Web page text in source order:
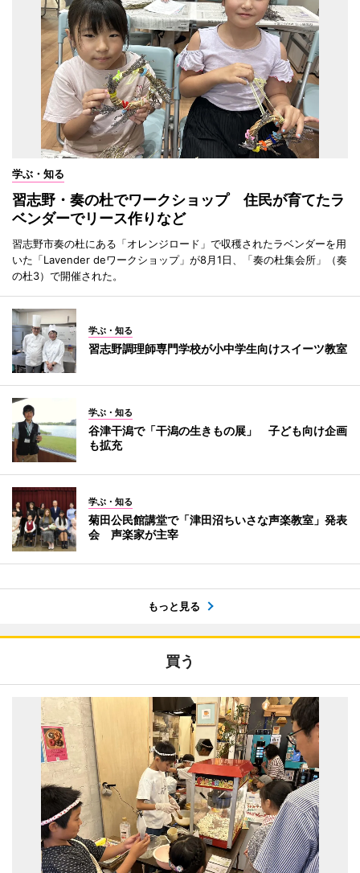
学ぶ・知る
習志野・奏の杜でワークショップ 住民が育てたラ
ベンダーでリース作りなど
習志野市奏の杜にある「オレンジロード」で収穫されたラベンダーを用
いた「Lavender deワークショップ」が8月1日、「奏の杜集会所」（奏
の杜3）で開催された。
学ぶ・知る
習志野調理師専門学校が小中学生向けスイーツ教室
学ぶ・知る
谷津干潟で「干潟の生きもの展」 子ども向け企画
も拡充
学ぶ・知る
菊田公民館講堂で「津田沼ちいさな声楽教室」発表
会 声楽家が主宰
もっと見る
買う